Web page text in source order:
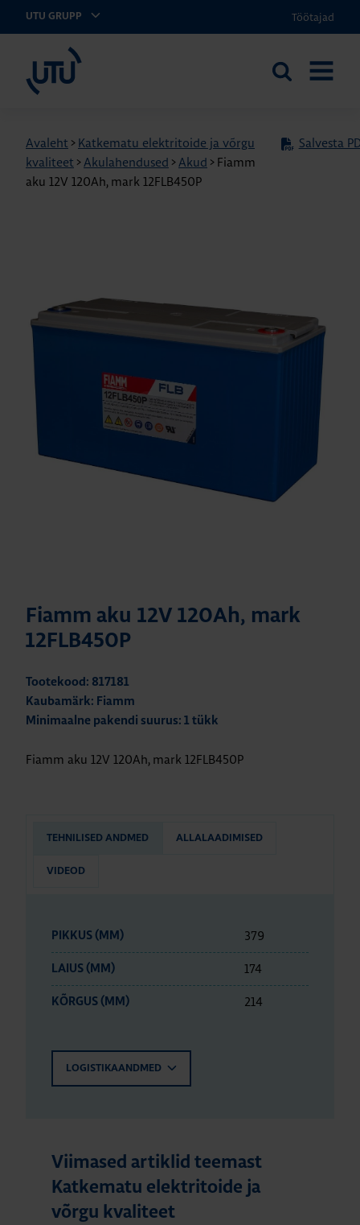
UTU GRUPP Töötajad
Otsi
Avaleht > Katkematu elektritoide ja võrgu
kvaliteet >Akulahendused >Akud > Fiamm
aku 12V 120Ah, mark 12FLB450P
Salvesta
Fiamm aku 12V 120Ah, mark
12FLB450P
Tootekood: 817181
Kaubamärk: Fiamm
Minimaalne pakendi suurus: 1 tükk
Fiamm aku 12V 120Ah, mark 12FLB450P
TEHNILISED ANDMED ALLALAADIMISED
VIDEOD
PIKKUS (MM) 379
LAIUS (MM) 174
KÕRGUS (MM) 214
LOGISTIKAANDMED
Viimased artiklid teemast
Katkematu elektritoide ja
võrgu kvaliteet